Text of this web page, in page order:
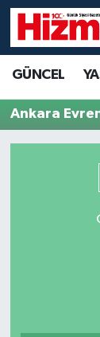
GÜNCEL
Ankara
YAŞAM
SİYASET
Denizli
Denizli
Süper
Tüm